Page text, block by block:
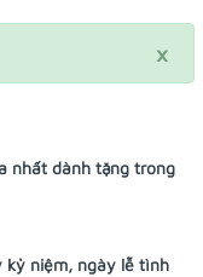
×
nhất dành tặng trong
kỷ niệm, ngày lễ tình